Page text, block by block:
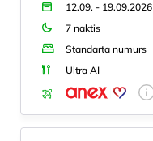
12.09. - 19.09.2026
7 naktis
Standarta numurs
Ultra AI